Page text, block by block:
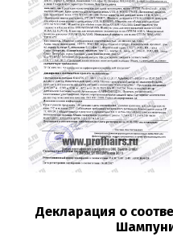
Декларация о